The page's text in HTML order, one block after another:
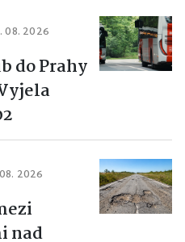
08. 2026
do Prahy
2026
nad